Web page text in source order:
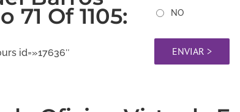
71 Of 1105:
id=»17636″
NO